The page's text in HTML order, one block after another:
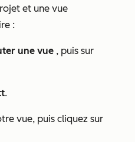
et une vue
:
une vue , puis sur
.
vue, puis cliquez sur